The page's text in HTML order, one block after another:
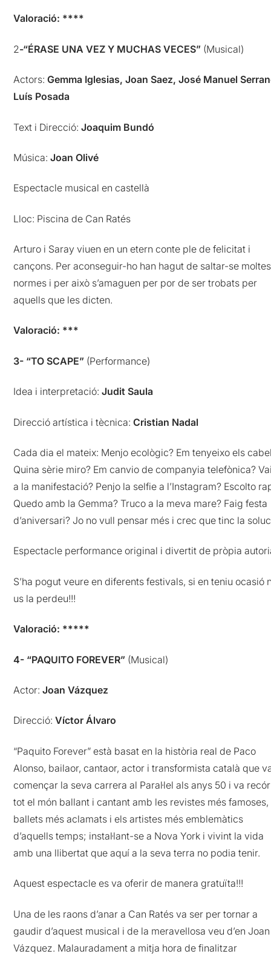
Valoració: ****
2-“ÉRASE UNA VEZ Y MUCHAS VECES” (Musical)
Actors:Gemma Iglesias, Joan Saez, José Manuel
Luís Posada
Text i Direcció:Joaquim Bundó
Música:Joan Olivé
Espectacle musical en castellà
Lloc: Piscina de Can Ratés
Arturo i Saray viuen en un etern conte ple de felicitat i
cançons. Per aconseguir-ho han hagut de saltar-se moltes
normes i per això s’amaguen per por de ser trobats per
aquells que les dicten.
Valoració: ***
3- “TO SCAPE” (Performance)
Idea i interpretació:Judit Saula
Direcció artística i tècnica:Cristian Nadal
Cada dia el mateix: Menjo ecològic? Em tenyeixo els
Quina sèrie miro? Em canvio de companyia telefònica?
a la manifestació? Penjo la selfie a l’Instagram? Escolto
Quedo amb la Gemma? Truco a la meva mare? Faig festa
d’aniversari? Jo no vull pensar més i crec que tinc la
Espectacle performance original i divertit de pròpia
S’ha pogut veure en diferents festivals, si en teniu ocasió
us la perdeu!!!
Valoració: *****
4- “PAQUITO FOREVER” (Musical)
Actor:Joan Vázquez
Direcció:Víctor Álvaro
“Paquito Forever” està basat en la història real de Paco
Alonso, bailaor, cantaor, actor i transformista català que
començar la seva carrera al Paral·lel als anys 50 i va
tot el món ballant i cantant amb les revistes més famoses,
ballets més aclamats i els artistes més emblemàtics
d’aquells temps; instal·lant-se a Nova York i vivint la vida
amb una llibertat que aquí a la seva terra no podia tenir.
Aquest espectacle es va oferir de manera gratuïta!!!
Una de les raons d’anar a Can Ratés va ser per tornar a
gaudir d’aquest musical i de la meravellosa veu d’en Joan
Vázquez. Malauradament a mitja hora de finalitzar